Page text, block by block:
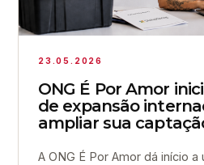
23.05.2026
ONG É Por Amor
de expansão
ampliar sua
A ONG É Por Amor dá início a